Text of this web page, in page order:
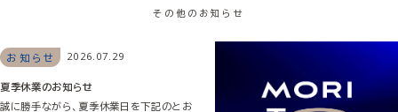
その他のお知らせ
お知らせ 2026.07.29
夏季休業のお知らせ
誠に勝手ながら、夏季休業日を下記のとお